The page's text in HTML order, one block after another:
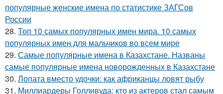
популярные женские имена по статистике ЗАГСов
России
28. Топ 10 самых популярных имен мира. 10 самых
популярных имен для мальчиков во всем мире
29. Самые популярные имена в Казахстане. Названы
самые популярные имена новорожденных в Казахстане
30. Лопата вместо удочки: как африканцы ловят рыбу
31. Миллиардеры Голливуда: кто из актеров стал самым